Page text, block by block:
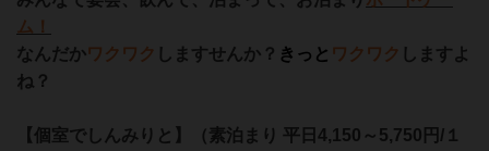
ム！
なんだかワクワク しますせんか？ きっと ワクワク
しますよ
ね？
【個室でしんみりと】（素泊まり 平日4,150～5,750円/１